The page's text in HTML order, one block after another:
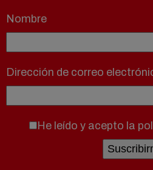
Nombre
Dirección de correo
He leído y acepto la